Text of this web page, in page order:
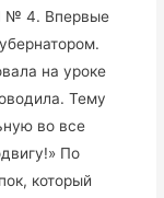
№ 4. Впервые
на уроке
Тему
во все
По
который